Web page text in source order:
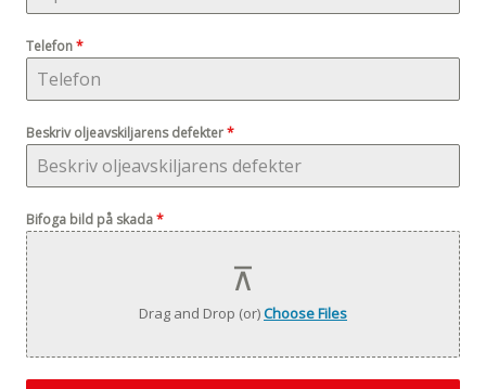
Telefon*
Beskriv oljeavskiljarens defekter*
Bifoga bild på skada*
Drag and Drop (or)Choose Files